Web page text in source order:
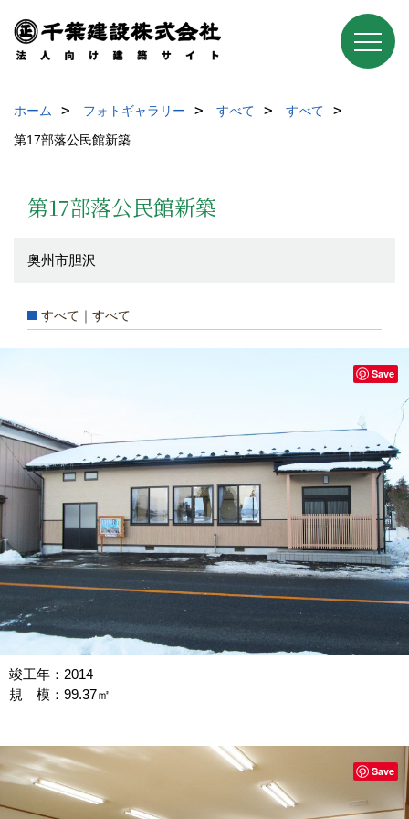
ホーム フォトギャラリー すべて
すべて
第17部落公民館新築
第17部落公民館新築
奥州市胆沢
すべて｜すべて
竣工年：2014
規 模：99.37㎡
Save
Save